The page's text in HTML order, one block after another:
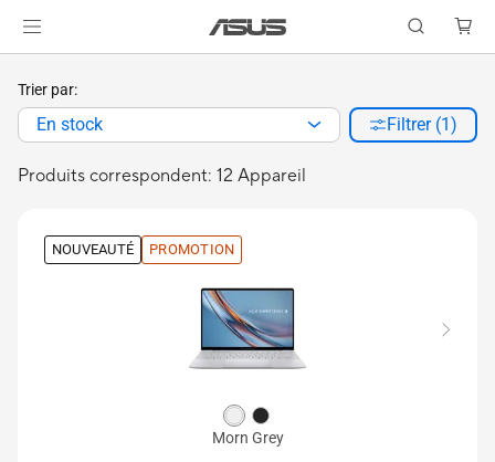
Produits correspondent: 12 Appareil
Trier par:
En stock Filtrer (1)
NOUVEAUTÉ PROMOTION
Morn Grey